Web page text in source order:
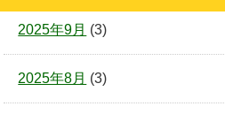
2025年9月 (3)
2025年8月 (3)